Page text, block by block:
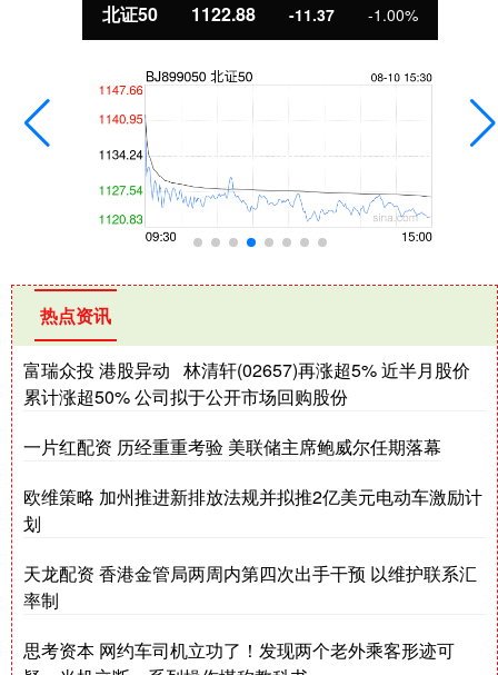
北证50 1122.88 -11.37 -1.00%
热点资讯
富瑞众投 港股异动 林清轩(02657)再涨超5% 近半月股价
累计涨超50% 公司拟于公开市场回购股份
一片红配资 历经重重考验 美联储主席鲍威尔任期落幕
欧维策略 加州推进新排放法规并拟推2亿美元电动车激励计
划
天龙配资 香港金管局两周内第四次出手干预 以维护联系汇
率制
思考资本 网约车司机立功了！发现两个老外乘客形迹可